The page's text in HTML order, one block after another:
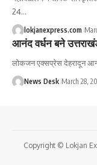
24…
lokjanexpress.com
आनंद वर्धन बने
लोकजन एक्सप्रेस देहरादून
News Desk March 28,
Copyright © Lokjan